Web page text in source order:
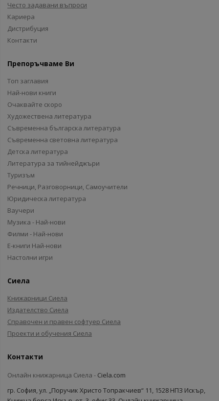
Често задавани въпроси
Кариера
Дистрибуция
Контакти
Препоръчваме Ви
Топ заглавия
Най-нови книги
Очаквайте скоро
Художествена литература
Съвременна българска литература
Съвременна световна литература
Детска литература
Литература за тийнейджъри
Туризъм
Речници, Разговорници, Самоучители
Юридическа литература
Ваучери
Музика - Най-нови
Филми - Най-нови
Е-книги Най-нови
Настолни игри
Сиела
Книжарници Сиела
Издателство Сиела
Справочен и правен софтуер Сиела
Проекти и обучения Сиела
Контакти
Онлайн книжарница Сиела - Ciela.com
гр. София, ул. „Поручик Христо Топракчиев“ 11, 1528 НПЗ Искър,